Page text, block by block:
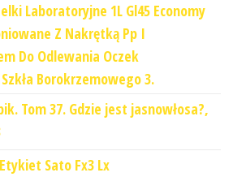
Laboratoryjne 1L Gl45 Economy
Z Nakrętką Pp I
Do Odlewania Oczek
Borokrzemowego 3.
Tom 37. Gdzie jest jasnowłosa?,
Sato Fx3 Lx